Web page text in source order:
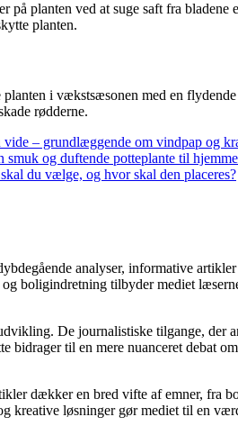
planten ved at suge saft fra bladene
planten.
i vækstsæsonen med en
rødderne.
– grundlæggende om vindpap og
smuk og duftende potteplante til
du vælge, og hvor skal den placeres?
analyser, informative
boligindretning tilbyder mediet
De journalistiske tilgange, der
bidrager til en mere nuanceret debat
dækker en bred vifte af emner, fra
kreative løsninger gør mediet til en